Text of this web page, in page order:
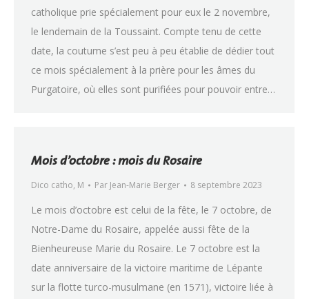
catholique prie spécialement pour eux le 2 novembre,
le lendemain de la Toussaint. Compte tenu de cette
date, la coutume s’est peu à peu établie de dédier tout
ce mois spécialement à la prière pour les âmes du
Purgatoire, où elles sont purifiées pour pouvoir entre…
Mois d’octobre : mois du Rosaire
Dico catho, M Par Jean-Marie Berger 8 septembre 2023
Le mois d’octobre est celui de la fête, le 7 octobre, de
Notre-Dame du Rosaire, appelée aussi fête de la
Bienheureuse Marie du Rosaire. Le 7 octobre est la
date anniversaire de la victoire maritime de Lépante
sur la flotte turco-musulmane (en 1571), victoire liée à